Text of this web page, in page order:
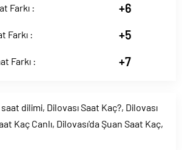
Farkı : +6
Farkı : +5
Farkı : +7
saat dilimi, Dilovası Saat Kaç?, Dilovası
Kaç Canlı, Dilovası'da Şuan Saat Kaç,